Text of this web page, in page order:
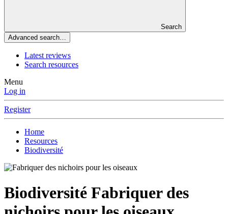
Search
Advanced search…
Latest reviews
Search resources
Menu
Log in
Register
Home
Resources
Biodiversité
Biodiversité Fabriquer des